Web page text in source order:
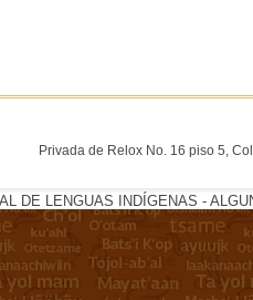
Privada de Relox No. 16 piso 5,
DE LENGUAS INDÍGENAS -